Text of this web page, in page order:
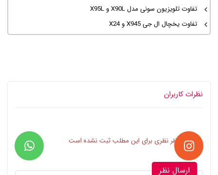
تفاوت تلویزیون سونی مدل X90L و X95L
تفاوت یخچال ال جی X945 و X24
نظرات کاربران
در حال حاظر نظری برای این مطلب ثبت نشده است
ارسال نظر